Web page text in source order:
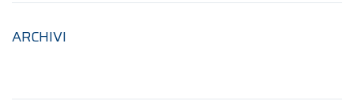
ARCHIVI